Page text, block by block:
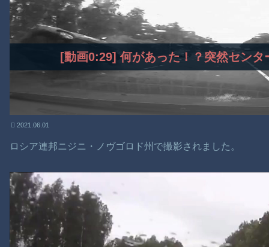
【動画】ビッグフットの正体が判明
お前らがメイドイン韓国で認めてるもの 「キムチ」あと3つは？
AmazonのアツさMax！心も踊る「マンガ毎週末セール（50%還
Powered by livedoor 相互RSS
[動画0:29] 何があった！？突然センタ
2021.06.01
ロシア連邦ニジニ・ノヴゴロド州で撮影されました。